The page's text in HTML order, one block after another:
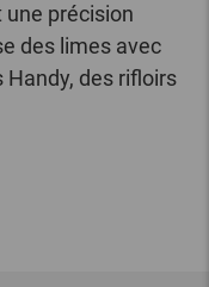
précision
des limes avec
Handy, des rifloirs